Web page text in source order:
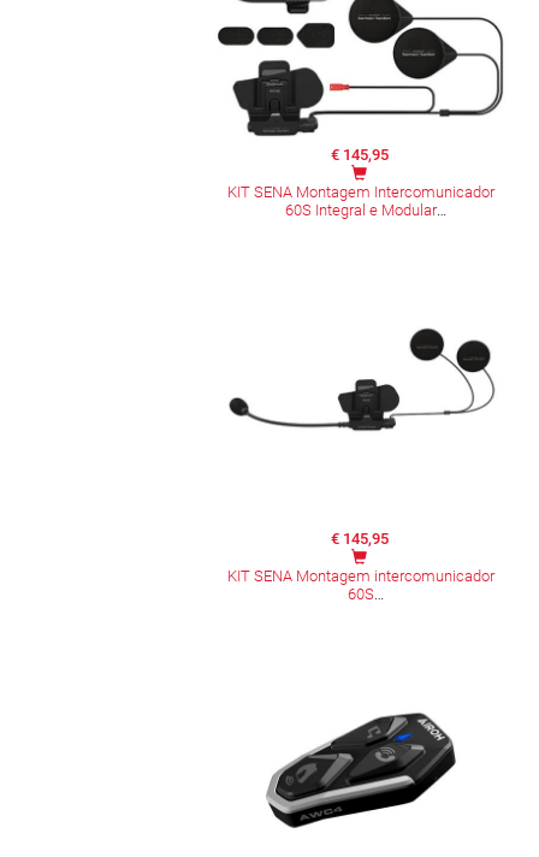
€ 145,95
KIT SENA Montagem Intercomunicador
60S Integral e Modular
€ 145,95
KIT SENA Montagem intercomunicador
60S